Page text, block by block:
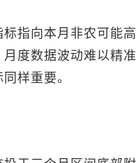
指向本月非农可能
度数据波动难以精
样重要。